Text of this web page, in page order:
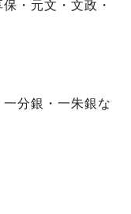
・元文・文政・
分銀・一朱銀な